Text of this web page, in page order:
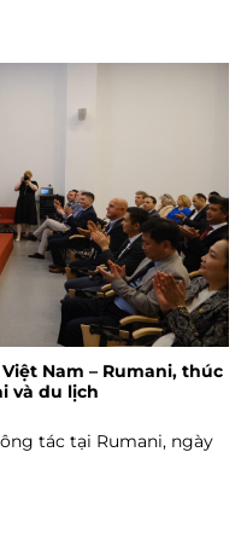
Nam – Rumani, thúc
và du lịch
tác tại Rumani, ngày